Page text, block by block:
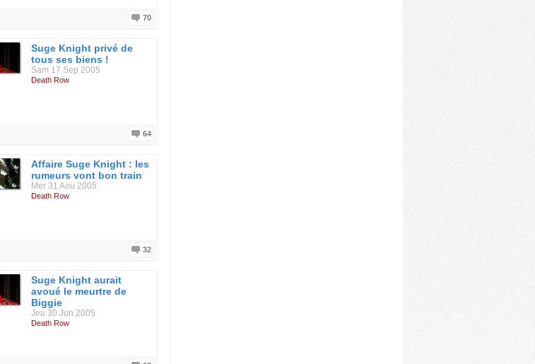
70
Suge Knight privé de
tous ses biens !
Sam 17 Sep 2005
Death Row
64
Affaire Suge Knight : les
rumeurs vont bon train
Mer 31 Aou 2005
Death Row
32
Suge Knight aurait
avoué le meurtre de
Biggie
Jeu 30 Jun 2005
Death Row